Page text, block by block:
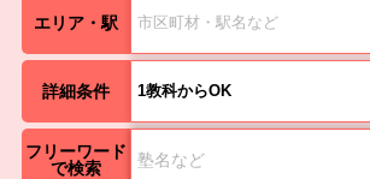
エリア・駅 市区町材・駅名など
詳細条件 1教科からOK
フリーワード
で検索